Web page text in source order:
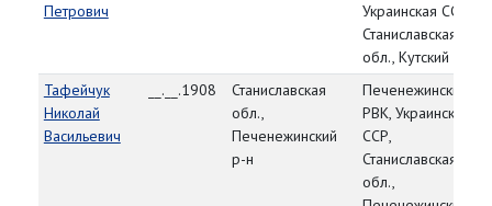
Петрович
Украинская ССР,
Станиславская
обл., Кутский р-н
Тафейчук
Николай
Васильевич
__.__.1908
Станиславская
обл.,
Печенежинский
р-н
Печенежинский
РВК, Украинская
ССР,
Станиславская
обл.,